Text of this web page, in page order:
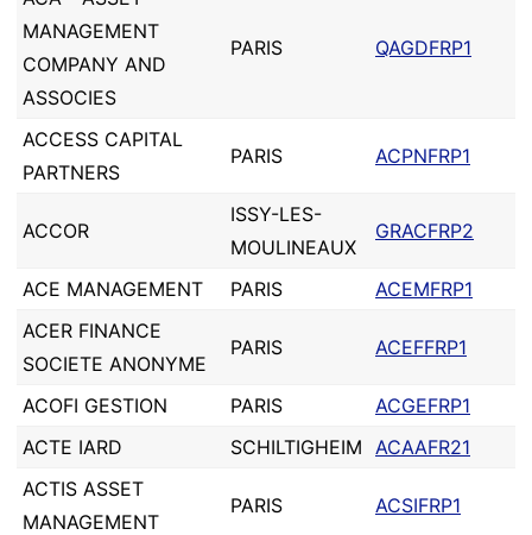
MANAGEMENT
COMPANY AND
ASSOCIES
PARIS QAGDFRP1
ACCESS CAPITAL
PARTNERS
PARIS ACPNFRP1
ACCOR
ISSY-LES-
MOULINEAUX
GRACFRP2
ACE MANAGEMENT PARIS
ACEMFRP1
ACER FINANCE
SOCIETE ANONYME
PARIS ACEFFRP1
ACOFI GESTION PARIS
ACGEFRP1
ACTE IARD
SCHILTIGHEIM ACAAFR21
ACTIS ASSET
MANAGEMENT
PARIS ACSIFRP1